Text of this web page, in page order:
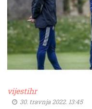
vijestihr
30. travnja 2022. 13:45